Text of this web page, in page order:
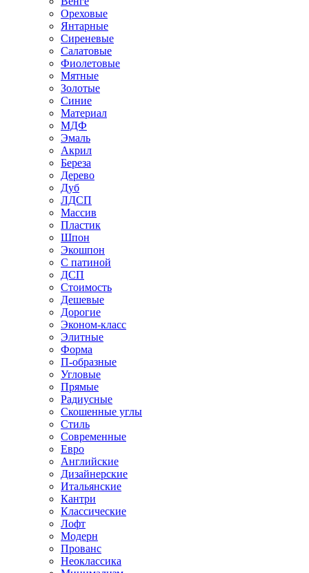
Ореховые
Янтарные
Сиреневые
Салатовые
Фиолетовые
Мятные
Золотые
Синие
Материал
МДФ
Эмаль
Акрил
Береза
Дерево
Дуб
ЛДСП
Массив
Пластик
Шпон
Экошпон
С патиной
ДСП
Стоимость
Дешевые
Дорогие
Эконом-класс
Элитные
Форма
П-образные
Угловые
Прямые
Радиусные
Скошенные углы
Стиль
Современные
Евро
Английские
Дизайнерские
Итальянские
Кантри
Классические
Лофт
Модерн
Прованс
Неоклассика